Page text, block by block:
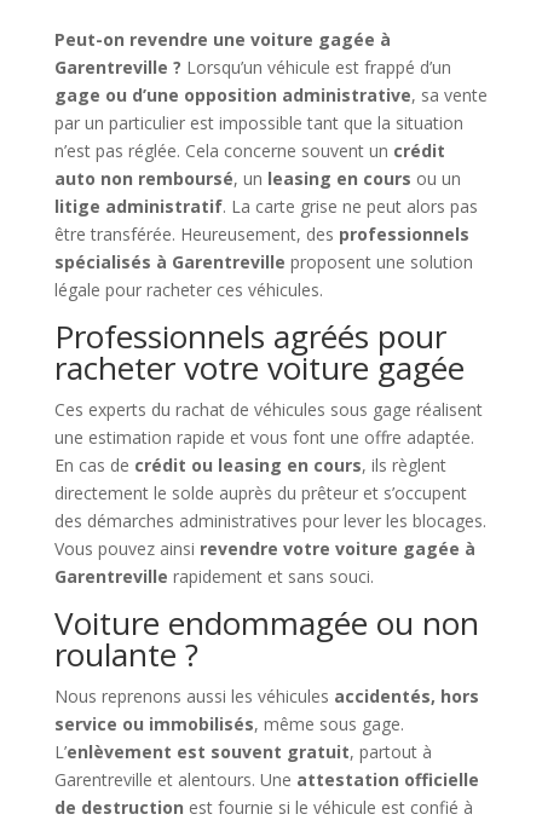
Peut-on revendre une voiture gagée à
Garentreville ? Lorsqu’un véhicule est frappé d’un
gage ou d’une opposition administrative, sa vente
par un particulier est impossible tant que la situation
n’est pas réglée. Cela concerne souvent un crédit
auto non remboursé, un leasing en cours ou un
litige administratif. La carte grise ne peut alors pas
être transférée. Heureusement, des professionnels
spécialisés à Garentreville proposent une solution
légale pour racheter ces véhicules.
Professionnels agréés pour
racheter votre voiture gagée
Ces experts du rachat de véhicules sous gage réalisent
une estimation rapide et vous font une offre adaptée.
En cas de crédit ou leasing en cours, ils règlent
directement le solde auprès du prêteur et s’occupent
des démarches administratives pour lever les blocages.
Vous pouvez ainsi revendre votre voiture gagée à
Garentreville rapidement et sans souci.
Voiture endommagée ou non
roulante ?
Nous reprenons aussi les véhicules accidentés, hors
service ou immobilisés, même sous gage.
L’enlèvement est souvent gratuit, partout à
Garentreville et alentours. Une attestation officielle
de destruction est fournie si le véhicule est confié à